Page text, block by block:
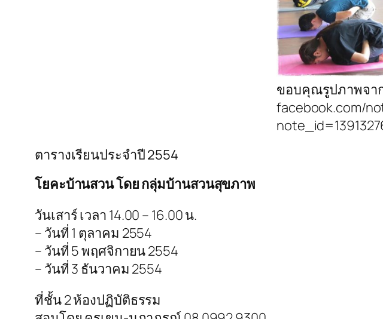
ขอบคุณรูปภาพจา
facebook.com/
ตารางเรียนประจำปี 2554
โยคะบ้านสวน โดย กลุ่มบ้านสวนสุขภาพ
วันเสาร์ เวลา 14.00 – 16.00 น.
– วันที่ 1 ตุลาคม 2554
– วันที่ 5 พฤศจิกายน 2554
– วันที่ 3 ธันวาคม 2554
ที่ชั้น 2 ห้องปฏิบัติธรรม